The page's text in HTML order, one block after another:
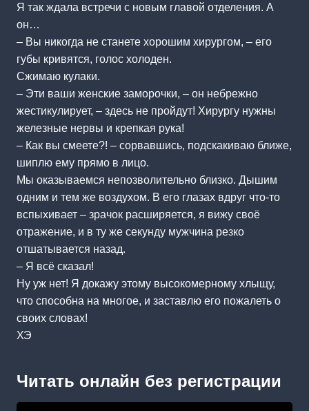
Я так ждала встречи с новым главой отделения. А
он…
– Вы никогда не станете хорошим хирургом, – его
губы кривятся, голос холоден.
Сжимаю кулаки.
– Эти ваши женские заморочки, – он небрежно
жестикулирует, – здесь не пройдут! Хирургу нужны
железные нервы и крепкая рука!
– Как вы смеете?! – сорвавшись, подскакиваю ближе,
шиплю ему прямо в лицо.
Мы оказываемся непозволительно близко. Дышим
одним и тем же воздухом. В его глазах вдруг что-то
вспыхивает – зрачок расширяется, я вижу своё
отражение, и в ту же секунду мужчина резко
отшатывается назад.
– Я всё сказал!
Ну уж нет! Я докажу этому высокомерному хлыщу,
что способна на многое, и заставлю его пожалеть о
своих словах!
ХЭ
Читать онлайн без регистрации